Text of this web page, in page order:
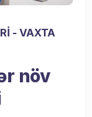
- VAXTA
növ